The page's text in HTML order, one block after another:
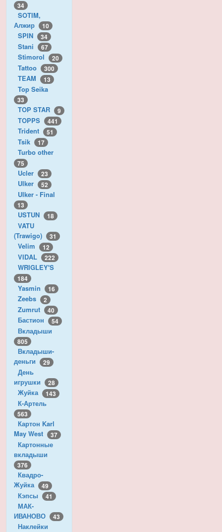
34
SOTIM,
Алжир
10
SPIN 34
Stani 67
Stimorol 20
Tattoo 300
TEAM 13
Top Seika
33
TOP STAR 9
TOPPS 441
Trident 51
Tsik 17
Turbo other
75
Ucler 23
Ulker 52
Ulker - Final
13
USTUN 18
VATU
(Trawigo)
31
Velim 12
VIDAL 222
WRIGLEY'S
184
Yasmin 16
Zeebs 2
Zumrut 40
Бастион 54
Вкладыши
805
Вкладыши-
деньги
29
День
игрушки
28
Жуйка 143
К-Артель
563
Картон Karl
May West
37
Картонные
вкладыши
376
Квадро-
Жуйка
49
Кэпсы 41
МАК-
ИВАНОВО
43
Наклейки